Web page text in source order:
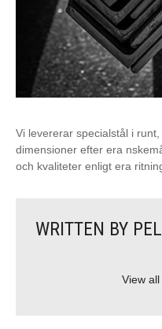
Vi levererar specialstål i
dimensioner efter era
och kvaliteter enligt era
WRITTEN BY
View